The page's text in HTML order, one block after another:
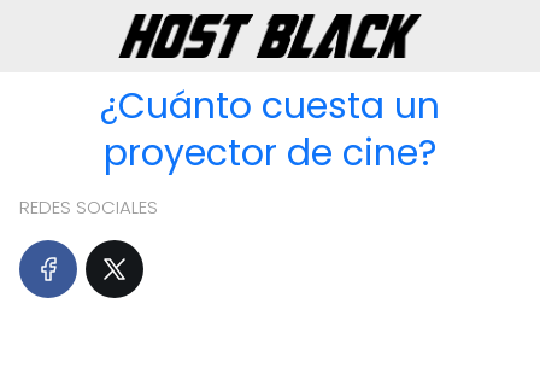
¿Cuánto cuesta un
proyector de cine?
REDES SOCIALES